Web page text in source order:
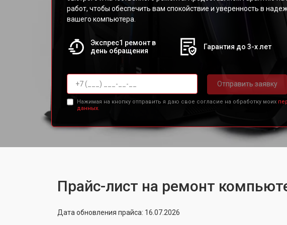
работ, чтобы обеспечить вам спокойствие и уверенность в
вашего компьютера.
Экспрес1 ремонт в
день обращения
Гарантия до 3-х лет
Отправить заявку
Нажимая на кнопку отправить я даю свое согласие на обработку моих
данных.
Прайс-лист на ремонт
Дата обновления прайса: 16.07.2026